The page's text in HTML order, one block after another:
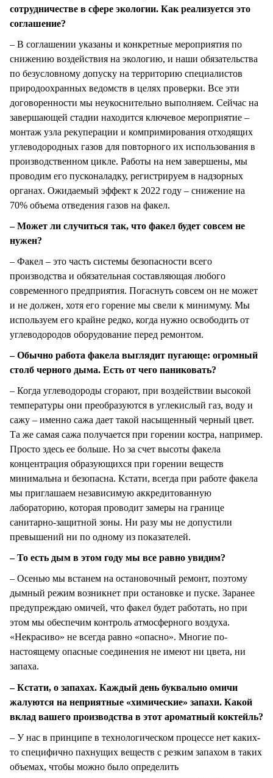
сотрудничестве в сфере экологии. Как реализуется это
соглашение?
– В соглашении указаны и конкретные мероприятия по
снижению воздействия на экологию, и наши обязательства
по безусловному допуску на территорию специалистов
природоохранных ведомств в целях проверки. Все эти
договоренности мы неукоснительно выполняем. Сейчас на
завершающей стадии находится ключевое мероприятие –
монтаж узла рекуперации и компримирования отходящих
углеводородных газов для повторного их использования в
производственном цикле. Работы на нем завершены, мы
проводим его пусконаладку, регистрируем в надзорных
органах. Ожидаемый эффект к 2022 году – снижение на
70% объема отведения газов на факел.
– Может ли случиться так, что факел будет совсем не
нужен?
– Факел – это часть системы безопасности всего
производства и обязательная составляющая любого
современного предприятия. Погаснуть совсем он не может
и не должен, хотя его горение мы свели к минимуму. Мы
используем его крайне редко, когда нужно освободить от
углеводородов оборудование перед ремонтом.
– Обычно работа факела выглядит пугающе: огромный
столб черного дыма. Есть от чего паниковать?
– Когда углеводороды сгорают, при воздействии высокой
температуры они преобразуются в углекислый газ, воду и
сажу – именно сажа дает такой насыщенный черный цвет.
Та же самая сажа получается при горении костра, например.
Просто здесь ее больше. Но за счет высоты факела
концентрация образующихся при горении веществ
минимальна и безопасна. Кстати, всегда при работе факела
мы приглашаем независимую аккредитованную
лабораторию, которая проводит замеры на границе
санитарно-защитной зоны. Ни разу мы не допустили
превышений ни по одному из показателей.
– То есть дым в этом году мы все равно увидим?
– Осенью мы встанем на остановочный ремонт, поэтому
дымный режим возникнет при остановке и пуске. Заранее
предупреждаю омичей, что факел будет работать, но при
этом мы обеспечим контроль атмосферного воздуха.
«Некрасиво» не всегда равно «опасно». Многие по-
настоящему опасные соединения не имеют ни цвета, ни
запаха.
– Кстати, о запахах. Каждый день буквально омичи
жалуются на неприятные «химические» запахи. Какой
вклад вашего производства в этот ароматный коктейль?
– У нас в принципе в технологическом процессе нет каких-
то специфично пахнущих веществ с резким запахом в таких
объемах, чтобы можно было определить